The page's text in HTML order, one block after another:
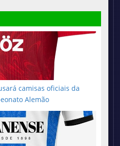
camisas oficiais da
Alemão